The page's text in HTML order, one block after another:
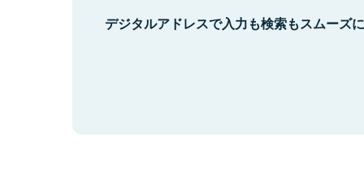
デジタルアドレスで入力も検索もスムーズ